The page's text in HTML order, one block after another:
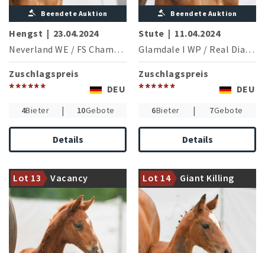
Beendete Auktion
Hengst | 23.04.2024
Neverland WE / FS Champion de Luxe
Zuschlagspreis
****** DEU
4Bieter | 10Gebote
Details
Beendete Auktion
Stute | 11.04.2024
Glamdale I WP / Real Diamond
Zuschlagspreis
****** DEU
6Bieter | 7Gebote
Details
Lot 13 Vacancy
Siegerhengst V-Power
präsentiert seine ersten
Nachkommen
Lot 14 Giant Killing
Doppel-Weltmeister
Glamourdale mit einer
hochinteressanten Tochter